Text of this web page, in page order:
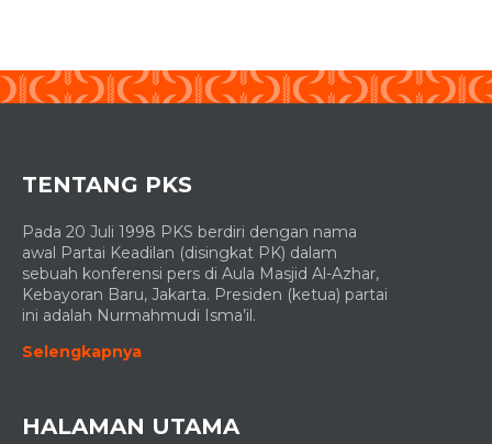
TENTANG PKS
Pada 20 Juli 1998 PKS berdiri dengan nama
awal Partai Keadilan (disingkat PK) dalam
sebuah konferensi pers di Aula Masjid Al-Azhar,
Kebayoran Baru, Jakarta. Presiden (ketua) partai
ini adalah Nurmahmudi Isma’il.
Selengkapnya
HALAMAN UTAMA